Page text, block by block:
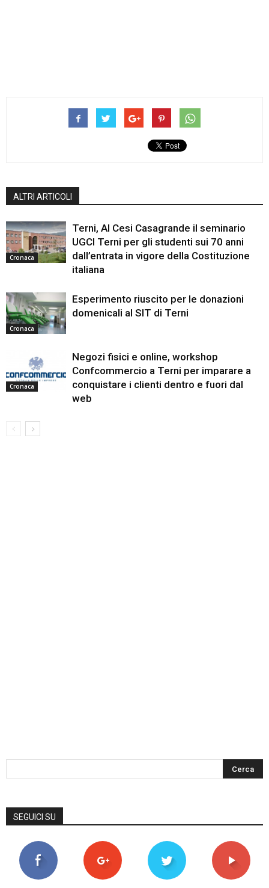
ALTRI ARTICOLI
Cronaca
Terni, Al Cesi Casagrande il seminario
UGCI Terni per gli studenti sui 70 anni
dall’entrata in vigore della Costituzione
italiana
Cronaca
Esperimento riuscito per le donazioni
domenicali al SIT di Terni
Cronaca
Negozi fisici e online, workshop
Confcommercio a Terni per imparare a
conquistare i clienti dentro e fuori dal
web
SEGUICI SU